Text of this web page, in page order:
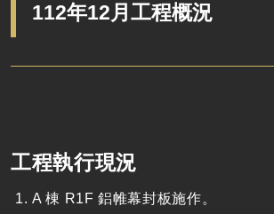
112年12月工程概況
工程執行現況
A 棟 R1F 鋁帷幕封板施作。